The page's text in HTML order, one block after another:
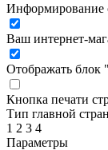
Информирование
Ваш интернет-
Отображать блок
Кнопка печати
Тип главной
1 2 3 4
Параметры